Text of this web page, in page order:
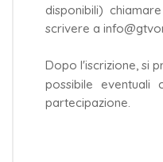
disponibili)
scrivere a
Dopo l'iscrizione, si
possibile eventuali
partecipazione.